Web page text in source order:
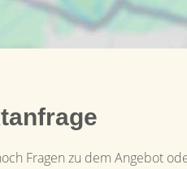
Fragen zu dem Angebot